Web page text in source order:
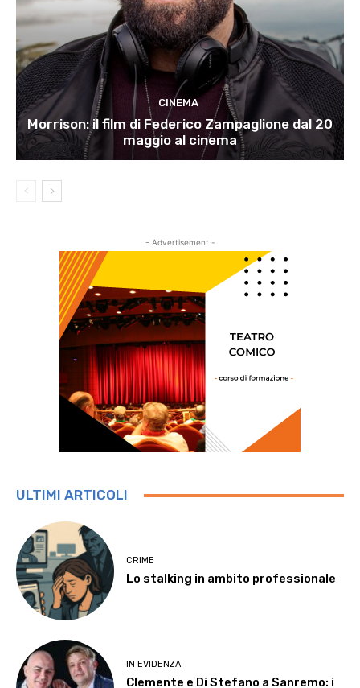
CINEMA
Morrison: il film di Federico Zampaglione dal 20
maggio al cinema
- Advertisement -
ULTIMI ARTICOLI
CRIME
Lo stalking in ambito professionale
IN EVIDENZA
Clemente e Di Stefano a Sanremo: i